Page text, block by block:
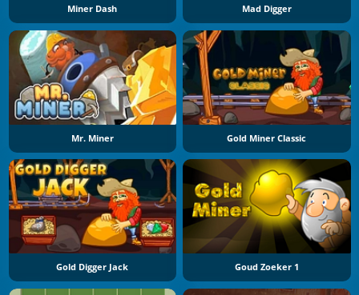
Miner Dash Mad Digger
Mr. Miner Gold Miner Classic
Gold Digger Jack Goud Zoeker 1